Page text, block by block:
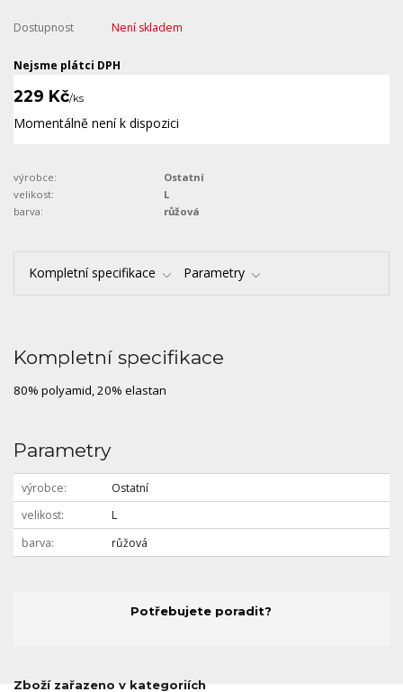
Dostupnost Není skladem
Nejsme plátci DPH
229 Kč/ks
Momentálně není k dispozici
výrobce:
Ostatní
velikost:
L
barva:
růžová
Kompletní specifikace Parametry
Kompletní specifikace
80% polyamid, 20% elastan
Parametry
výrobce
Ostatní
velikost
L
barva
růžová
Potřebujete poradit?
Zboží zařazeno v kategoriích